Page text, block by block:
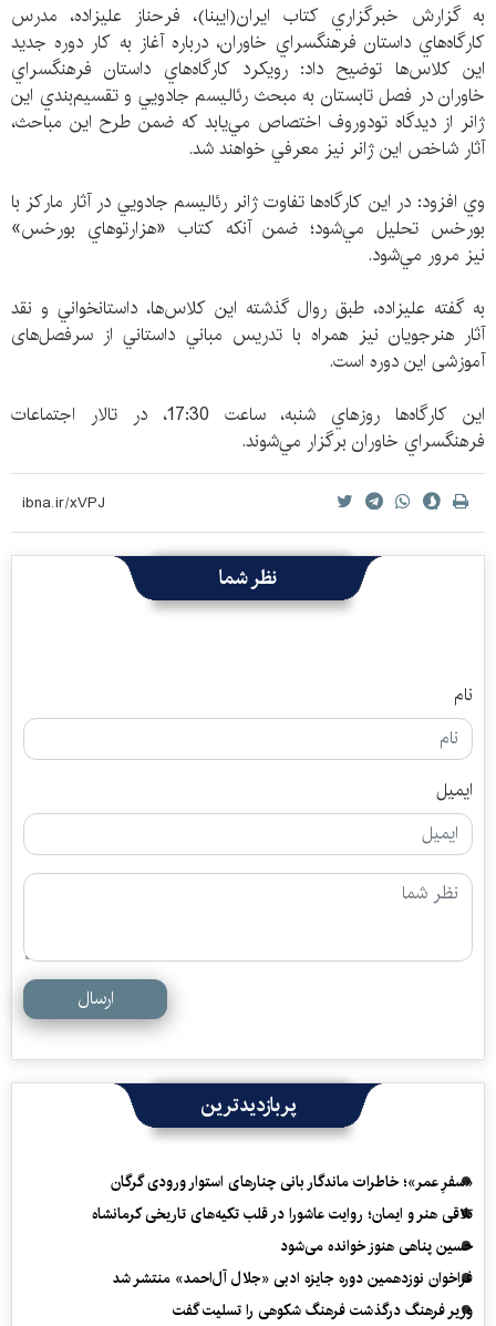
به گزارش خبرگزاري كتاب ايران(ايبنا)، فرحناز عليزاده، مدرس
كارگاه‌هاي داستان فرهنگسراي خاوران، درباره آغاز به كار دوره جديد
اين كلاس‌ها توضيح داد: رويكرد كارگاه‌هاي داستان فرهنگسراي
خاوران در فصل تابستان به مبحث رئاليسم جادويي و تقسيم‌بندي اين
ژانر از ديدگاه تودوروف اختصاص مي‌يابد كه ضمن طرح اين مباحث،
‌آثار شاخص اين ژانر نيز معرفي خواهند شد.
وي افزود: در اين كارگاه‌ها تفاوت ژانر رئاليسم جادويي در آثار ماركز با
بورخس تحليل مي‌شود؛ ضمن آنكه كتاب «هزارتوهاي بورخس»
نيز مرور مي‌شود.
به گفته عليزاده،‌ طبق روال گذشته اين كلاس‌ها، ‌داستانخواني و نقد
آثار هنرجويان نيز همراه با تدريس مباني داستاني از سرفصل‌های
آموزشی این دوره است.
اين كارگاه‌ها روزهاي شنبه، ‌ساعت 17:30، در تالار اجتماعات
فرهنگسراي خاوران برگزار مي‌شوند.
نظر شما
نام
ایمیل
ارسال
پربازدیدترین
«سفرِ عمر»؛ خاطرات ماندگار بانی چنارهای استوار ورودی گرگان
تلاقی هنر و ایمان؛ روایت عاشورا در قلب تکیه‌های تاریخی کرمانشاه
حسین پناهی هنوز خوانده می‌شود
فراخوان نوزدهمین دوره جایزه ادبی «جلال آل‌احمد» منتشر شد
وزیر فرهنگ درگذشت فرهنگ شکوهی را تسلیت گفت